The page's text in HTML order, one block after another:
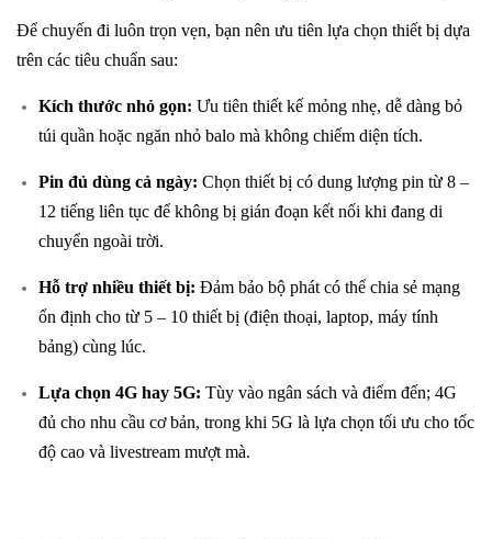
Để chuyến đi luôn trọn vẹn, bạn nên ưu tiên lựa chọn thiết bị dựa
trên các tiêu chuẩn sau:
Kích thước nhỏ gọn: Ưu tiên thiết kế mỏng nhẹ, dễ dàng bỏ
túi quần hoặc ngăn nhỏ balo mà không chiếm diện tích.
Pin đủ dùng cả ngày: Chọn thiết bị có dung lượng pin từ 8 –
12 tiếng liên tục để không bị gián đoạn kết nối khi đang di
chuyển ngoài trời.
Hỗ trợ nhiều thiết bị: Đảm bảo bộ phát có thể chia sẻ mạng
ổn định cho từ 5 – 10 thiết bị (điện thoại, laptop, máy tính
bảng) cùng lúc.
Lựa chọn 4G hay 5G: Tùy vào ngân sách và điểm đến; 4G
đủ cho nhu cầu cơ bản, trong khi 5G là lựa chọn tối ưu cho tốc
độ cao và livestream mượt mà.